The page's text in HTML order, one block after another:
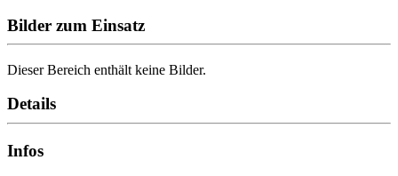
Bilder zum Einsatz
Dieser Bereich enthält keine Bilder.
Details
Infos